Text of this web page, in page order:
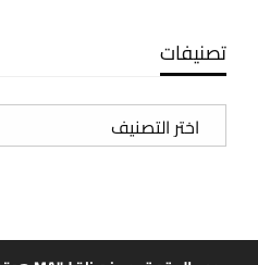
تصنيفات
تصنيفات